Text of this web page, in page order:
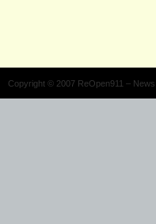
Copyright © 2007 ReOpen911 –